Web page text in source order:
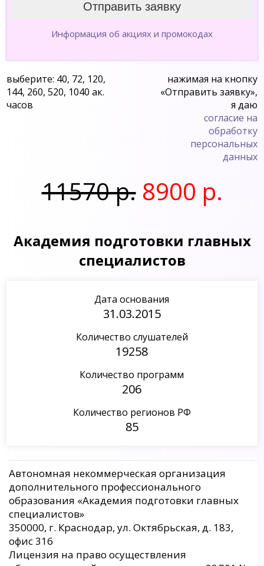
Информация об акциях и промокодах
выберите: 40, 72, 120,
144, 260, 520, 1040 ак.
часов
нажимая на кнопку
«Отправить заявку»,
я даю
согласие на
обработку
персональных
данных
11570 р. 8900 р.
Академия подготовки главных
специалистов
Дата основания
31.03.2015
Количество слушателей
19258
Количество программ
206
Количество регионов РФ
85
Автономная некоммерческая организация
дополнительного профессионального
образования «Академия подготовки главных
специалистов»
350000, г. Краснодар, ул. Октябрьская, д. 183,
офис 316
Лицензия на право осуществления